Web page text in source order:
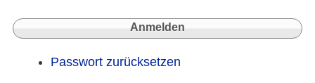
Passwort zurücksetzen